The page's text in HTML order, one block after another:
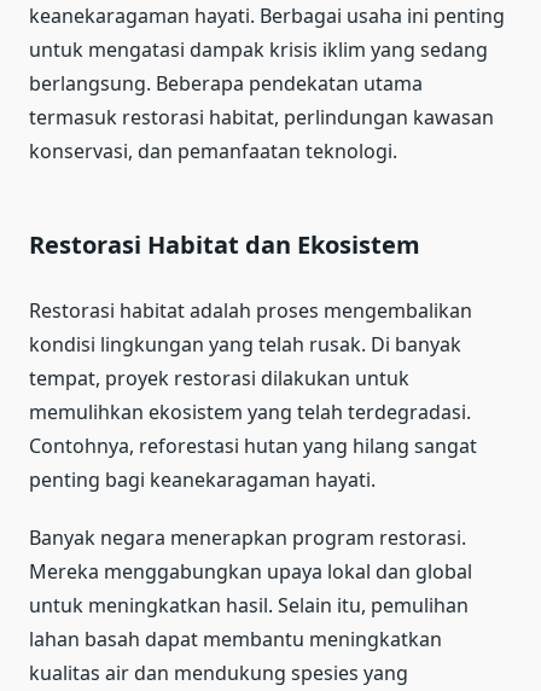
keanekaragaman hayati. Berbagai usaha ini penting
untuk mengatasi dampak krisis iklim yang sedang
berlangsung. Beberapa pendekatan utama
termasuk restorasi habitat, perlindungan kawasan
konservasi, dan pemanfaatan teknologi.
Restorasi Habitat dan Ekosistem
Restorasi habitat adalah proses mengembalikan
kondisi lingkungan yang telah rusak. Di banyak
tempat, proyek restorasi dilakukan untuk
memulihkan ekosistem yang telah terdegradasi.
Contohnya, reforestasi hutan yang hilang sangat
penting bagi keanekaragaman hayati.
Banyak negara menerapkan program restorasi.
Mereka menggabungkan upaya lokal dan global
untuk meningkatkan hasil. Selain itu, pemulihan
lahan basah dapat membantu meningkatkan
kualitas air dan mendukung spesies yang